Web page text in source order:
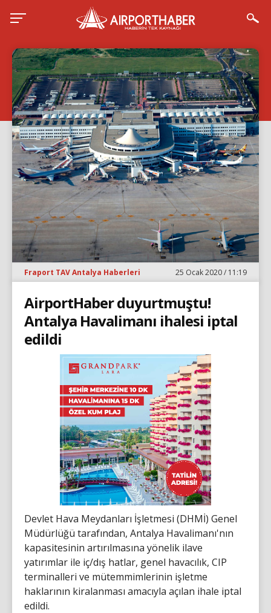
Fraport TAV Antalya Haberleri 25 Ocak 2020 / 11:19
AirportHaber duyurtmuştu!
Antalya Havalimanı ihalesi iptal
edildi
Devlet Hava Meydanları İşletmesi (DHMİ) Genel
Müdürlüğü tarafından, Antalya Havalimanı'nın
kapasitesinin artırılmasına yönelik ilave
yatırımlar ile iç/dış hatlar, genel havacılık, CIP
terminalleri ve mütemmimlerinin işletme
haklarının kiralanması amacıyla açılan ihale iptal
edildi.